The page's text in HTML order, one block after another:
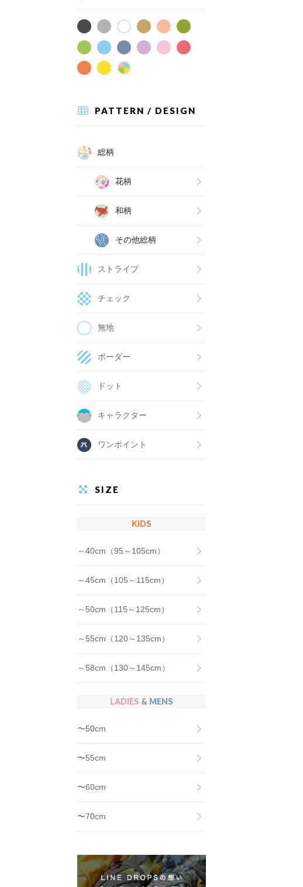
PATTERN / DESIGN
総柄
花柄
和柄
その他総柄
ストライプ
チェック
無地
ボーダー
ドット
キャラクター
ワンポイント
SIZE
KIDS
～40cm（95～105cm）
～45cm（105～115cm）
～50cm（115～125cm）
～55cm（120～135cm）
～58cm（130～145cm）
LADIES & MENS
〜50cm
〜55cm
〜60cm
〜70cm